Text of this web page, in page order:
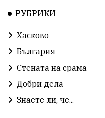
прокуратура
Прогресивна България
злато Прогресивна
Делчо Пехливанов
РУБРИКИ
Хасково
България
Стената на срама
Добри дела
Знаете ли, че...